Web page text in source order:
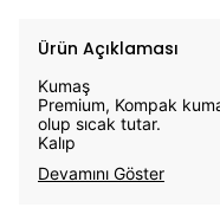
Ürün Açıklaması
Kumaş
Premium, Kompak
olup sıcak tutar.
Kalıp
Devamını Göster